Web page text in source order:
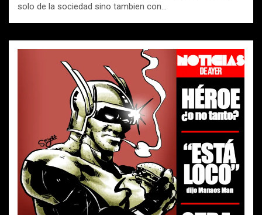
solo de la sociedad sino tambien con…